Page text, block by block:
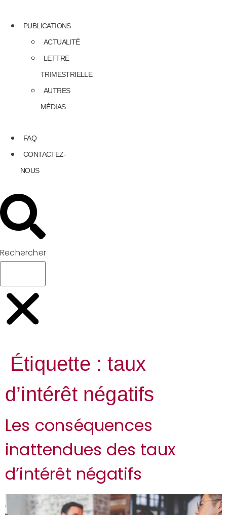
PUBLICATIONS
ACTUALITÉ
LETTRE
TRIMESTRIELLE
AUTRES
MÉDIAS
FAQ
CONTACTEZ-
NOUS
Rechercher
Étiquette :taux
d’intérêt négatifs
Les conséquences
inattendues des taux
d’intérêt négatifs